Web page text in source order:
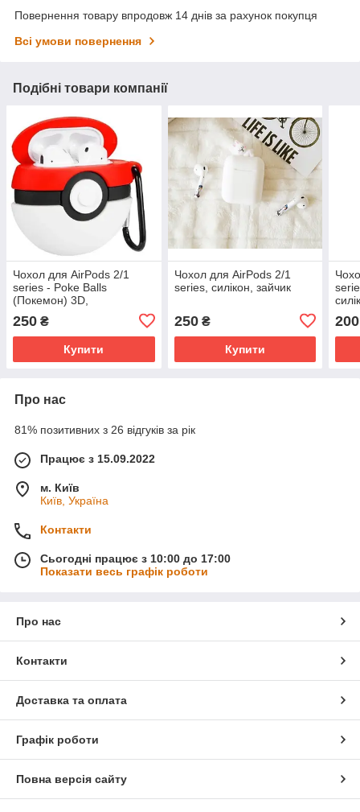
Повернення товару впродовж 14 днів за рахунок покупця
Всі умови повернення
Подібні товари компанії
Чохол для AirPods 2/1
series - Poke Balls
(Покемон) 3D,
250 ₴
Купити
Чохол для AirPods 2/1
series, силікон, зайчик
250₴
Купити
200
Про нас
81% позитивних з 26 відгуків за рік
Працює з 15.09.2022
м. Київ
Київ, Україна
Контакти
Сьогодні працює з 10:00 до 17:00
Показати весь графік роботи
Про нас
Контакти
Доставка та оплата
Графік роботи
Повна версія сайту